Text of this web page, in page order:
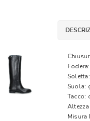
Suola:
Tacco:
Misura